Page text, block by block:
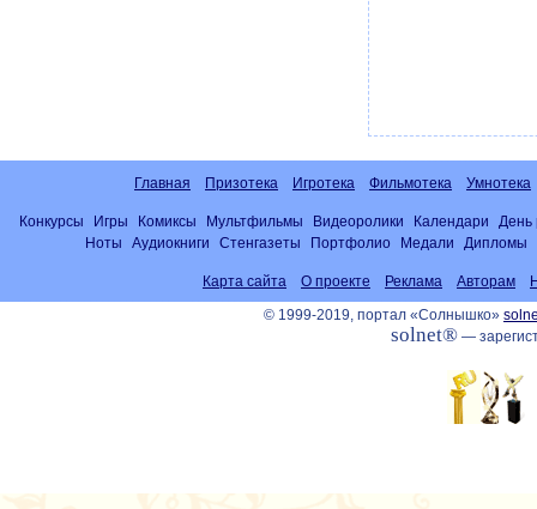
Главная Призотека Игротека Фильмотека Умнотека
Конкурсы Игры Комиксы Мультфильмы Видеоролики Календари
День
Ноты
Аудиокниги Стенгазеты Портфолио Медали Дипломы
Карта сайта О проекте Реклама Авторам
© 1999-2019, портал «Солнышко»
solnet®—